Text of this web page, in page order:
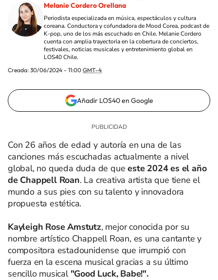
Melanie Cordero Orellana
Periodista especializada en música, espectáculos y cultura
coreana. Conductora y cofundadora de Mood Corea, podcast de
K-pop, uno de los más escuchado en Chile. Melanie Cordero
cuenta con amplia trayectoria en la cobertura de conciertos,
festivales, noticias musicales y entretenimiento global en
LOS40 Chile.
Creada: 30/06/2024 - 11:00 GMT-4
Añadir LOS40 en Google
Con 26 años de edad y autoría en una de las
canciones más escuchadas actualmente a nivel
global, no queda duda de queeste 2024 es el año
de Chappell Roan. La creativa artista que tiene el
mundo a sus pies con su talento y innovadora
propuesta estética.
Kayleigh Rose Amstutz, mejor conocida por su
nombre artístico Chappell Roan, es una cantante y
compositora estadounidense que irrumpió con
fuerza en la escena musical gracias a su último
sencillo musical "Good Luck, Babe!".